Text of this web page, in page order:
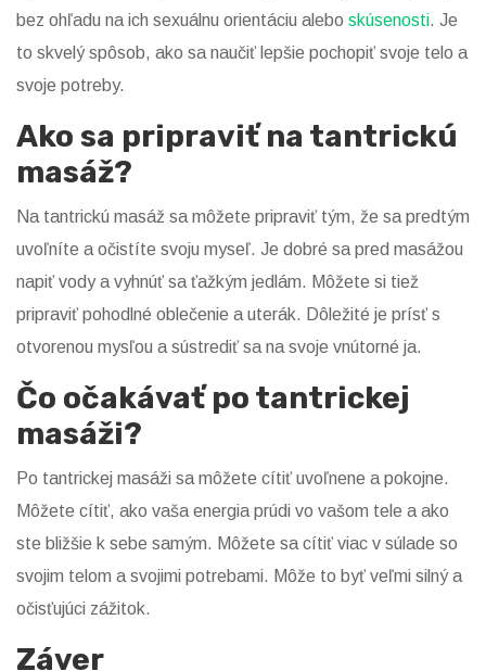
bez ohľadu na ich sexuálnu orientáciu alebo skúsenosti. Je
to skvelý spôsob, ako sa naučiť lepšie pochopiť svoje telo a
svoje potreby.
Ako sa pripraviť na tantrickú
masáž?
Na tantrickú masáž sa môžete pripraviť tým, že sa predtým
uvoľníte a očistíte svoju myseľ. Je dobré sa pred masážou
napiť vody a vyhnúť sa ťažkým jedlám. Môžete si tiež
pripraviť pohodlné oblečenie a uterák. Dôležité je prísť s
otvorenou mysľou a sústrediť sa na svoje vnútorné ja.
Čo očakávať po tantrickej
masáži?
Po tantrickej masáži sa môžete cítiť uvoľnene a pokojne.
Môžete cítiť, ako vaša energia prúdi vo vašom tele a ako
ste bližšie k sebe samým. Môžete sa cítiť viac v súlade so
svojim telom a svojimi potrebami. Môže to byť veľmi silný a
očisťujúci zážitok.
Záver